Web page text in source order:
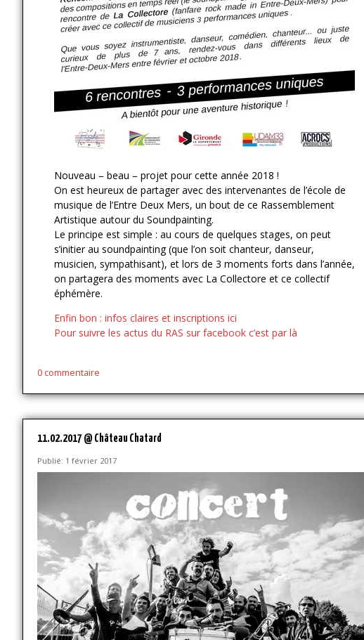
Nouveau – beau – projet pour cette année 2018 !
On est heureux de partager avec des intervenantes de l’école de
musique de l’Entre Deux Mers, un bout de ce Rassemblement
Artistique autour du Soundpainting.
Le principe est simple : au cours de quelques stages, on peut
s’initier au soundpainting (que l’on soit chanteur, danseur,
musicien, sympathisant), et lors de 3 moments forts dans l’année,
on partagera des moments avec La Collectore et ce collectif
éphémère.
Enfin bon : infos claires et inscriptions ici
Pour suivre les actus du RAS sur facebook c’est par là
0 commentaire
11.02.2017 @ Château Chatard
Publié: 1 février 2017